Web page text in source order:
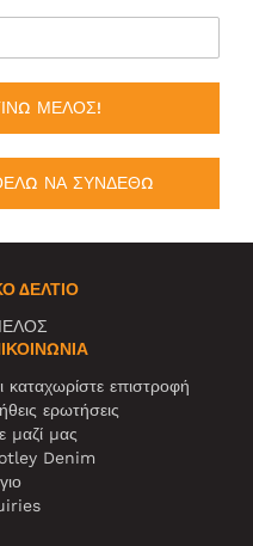
ΜΕΛΟΣ!
ΝΑ ΣΥΝΔΕΘΩ
ΔΕΛΤΊΟ
επιστροφή
ερωτήσεις
μαζί μας
Denim